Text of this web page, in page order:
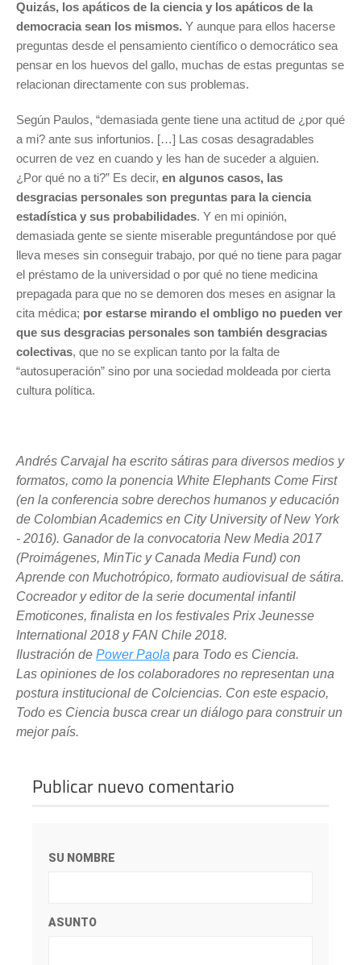
Quizás, los apáticos de la ciencia y los apáticos de la
democracia sean los mismos. Y aunque para ellos hacerse
preguntas desde el pensamiento científico o democrático sea
pensar en los huevos del gallo, muchas de estas preguntas se
relacionan directamente con sus problemas.
Según Paulos, “demasiada gente tiene una actitud de ¿por qué
a mi? ante sus infortunios. […] Las cosas desagradables
ocurren de vez en cuando y les han de suceder a alguien.
¿Por qué no a ti?” Es decir, en algunos casos, las
desgracias personales son preguntas para la ciencia
estadística y sus probabilidades. Y en mi opinión,
demasiada gente se siente miserable preguntándose por qué
lleva meses sin conseguir trabajo, por qué no tiene para pagar
el préstamo de la universidad o por qué no tiene medicina
prepagada para que no se demoren dos meses en asignar la
cita médica; por estarse mirando el ombligo no pueden ver
que sus desgracias personales son también desgracias
colectivas, que no se explican tanto por la falta de
“autosuperación” sino por una sociedad moldeada por cierta
cultura política.
Andrés Carvajal ha escrito sátiras para diversos medios y
formatos, como la ponencia White Elephants Come First
(en la conferencia sobre derechos humanos y educación
de Colombian Academics en City University of New York
- 2016). Ganador de la convocatoria New Media 2017
(Proimágenes, MinTic y Canada Media Fund) con
Aprende con Muchotrópico, formato audiovisual de sátira.
Cocreador y editor de la serie documental infantil
Emoticones, finalista en los festivales Prix Jeunesse
International 2018 y FAN Chile 2018.
Ilustración de Power Paola para Todo es Ciencia.
Las opiniones de los colaboradores no representan una
postura institucional de Colciencias. Con este espacio,
Todo es Ciencia busca crear un diálogo para construir un
mejor país.
Publicar nuevo comentario
SU NOMBRE
ASUNTO